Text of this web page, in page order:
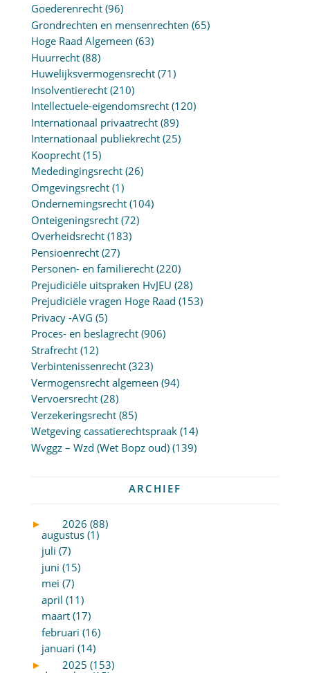
Goederenrecht(96)
Grondrechten en mensenrechten (65)
Hoge Raad Algemeen (63)
Huurrecht(88)
Huwelijksvermogensrecht(71)
Insolventierecht(210)
Intellectuele-eigendomsrecht(120)
Internationaal privaatrecht(89)
Internationaal publiekrecht(25)
Kooprecht(15)
Mededingingsrecht(26)
Omgevingsrecht(1)
Ondernemingsrecht(104)
Onteigeningsrecht(72)
Overheidsrecht(183)
Pensioenrecht(27)
Personen- en familierecht(220)
Prejudiciële uitspraken HvJEU (28)
Prejudiciële vragen Hoge Raad (153)
Privacy -AVG (5)
Proces- en beslagrecht(906)
Strafrecht(12)
Verbintenissenrecht(323)
Vermogensrecht algemeen (94)
Vervoersrecht(28)
Verzekeringsrecht(85)
Wetgeving cassatierechtspraak(14)
Wvggz – Wzd (Wet Bopz oud)(139)
ARCHIEF
►
2026 (88)
augustus (1)
juli (7)
juni (15)
mei (7)
april (11)
maart (17)
februari (16)
januari (14)
►
2025 (153)